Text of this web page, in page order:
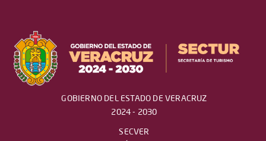
GOBIERNO DEL ESTADO DE VERACRUZ
2024 - 2030
SECVER